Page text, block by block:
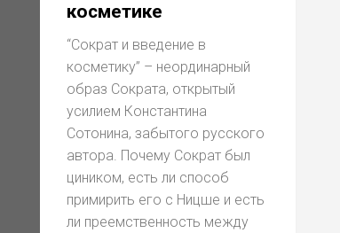
косметике
“Сократ и введение в
косметику” – неординарный
образ Сократа, открытый
усилием Константина
Сотонина, забытого русского
автора. Почему Сократ был
циником, есть ли способ
примирить его с Ницше и есть
ли преемственность между